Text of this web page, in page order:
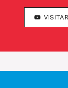
VISITAR